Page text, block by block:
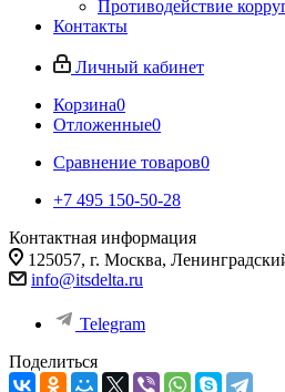
Противодействие
Контакты
Личный кабинет
Корзина0
Отложенные0
Сравнение товаров0
+7 495 150-50-28
Контактная информация
125057, г. Москва,
info@itsdelta.ru
Telegram
Поделиться